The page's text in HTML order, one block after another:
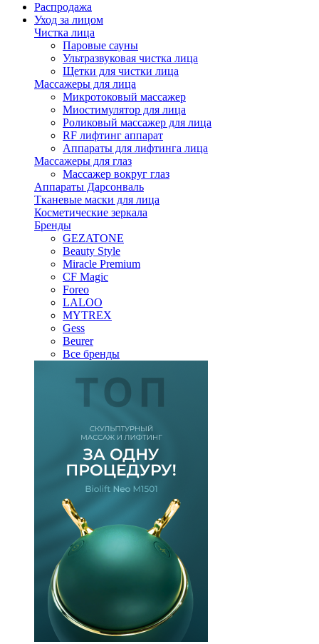
Распродажа
Уход за лицом
Чистка лица
Паровые сауны
Ультразвуковая чистка лица
Щетки для чистки лица
Массажеры для лица
Микротоковый массажер
Миостимулятор для лица
Роликовый массажер для лица
RF лифтинг аппарат
Аппараты для лифтинга лица
Массажеры для глаз
Массажер вокруг глаз
Аппараты Дарсонваль
Тканевые маски для лица
Косметические зеркала
Бренды
GEZATONE
Beauty Style
Miracle Premium
CF Magic
Foreo
LALOO
MYTREX
Gess
Beurer
Все бренды